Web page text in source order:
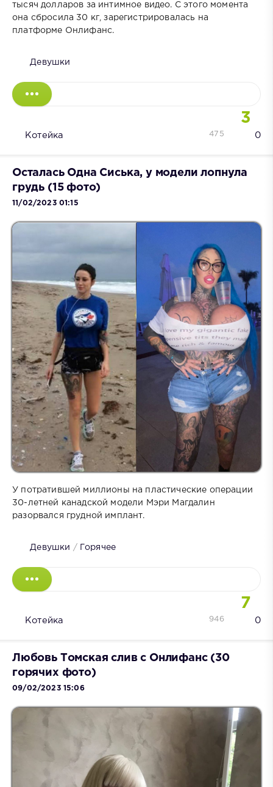
тысяч долларов за интимное видео. С этого момента
она сбросила 30 кг, зарегистрировалась на
платформе Онлифанс.
Девушки
3
Котейка 0
475
Осталась Одна Сиська, у модели лопнула
грудь (15 фото)
11/02/2023 01:15
У потратившей миллионы на пластические операции
30-летней канадской модели Мэри Магдалин
разорвался грудной имплант.
Девушки / Горячее
7
Котейка 0
946
Любовь Томская слив с Онлифанс (30
горячих фото)
09/02/2023 15:06